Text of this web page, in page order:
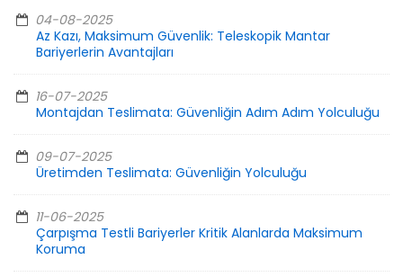
04-08-2025
Az Kazı, Maksimum Güvenlik: Teleskopik Mantar
Bariyerlerin Avantajları
16-07-2025
Montajdan Teslimata: Güvenliğin Adım Adım Yolculuğu
09-07-2025
Üretimden Teslimata: Güvenliğin Yolculuğu
11-06-2025
Çarpışma Testli Bariyerler Kritik Alanlarda Maksimum
Koruma